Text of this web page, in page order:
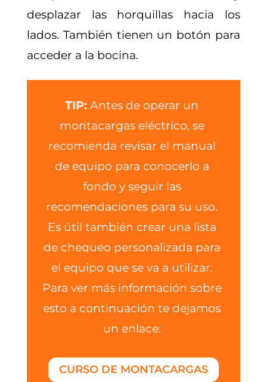
desplazar las horquillas hacia los
lados. También tienen un botón para
acceder a la bocina.
TIP: Antes de operar un
montacargas eléctrico, se
recomienda revisar el manual
de equipo para conocerlo a
fondo y seguir las
recomendaciones para su uso.
Es útil también crear una lista
de chequeo personalizada para
el equipo que se va a utilizar.
Para ver más información sobre
esto a continuación te dejamos
un enlace:
CURSO DE MONTACARGAS